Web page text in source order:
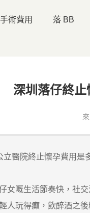
術費用 落 BB
深圳落仔終
立醫院終止懷孕費用是
嘅生活節奏快，社交
人玩得癲，飲醉酒之